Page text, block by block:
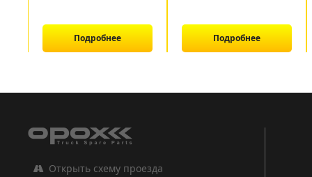
Подробнее Подробнее
Открыть схему проезда